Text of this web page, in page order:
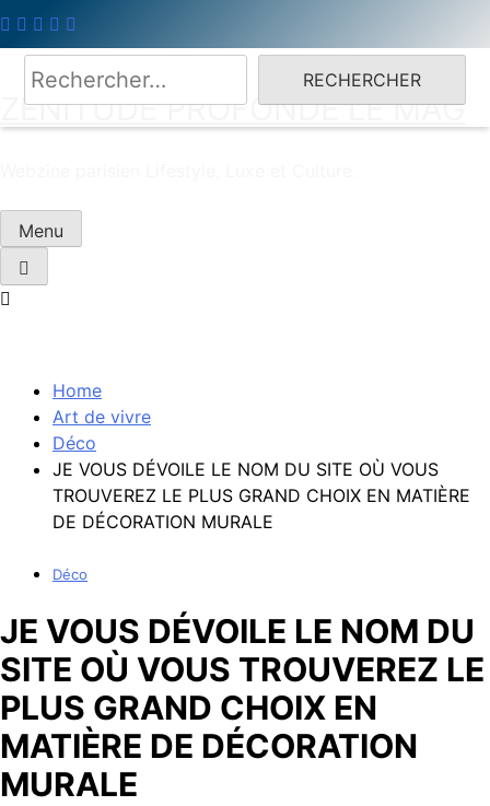
Skip
ZENITUDE PROFONDE LE MAG
Menu
Rechercher :
Home
Art de vivre
Déco
JE VOUS DÉVOILE LE NOM DU SITE OÙ VOUS
TROUVEREZ LE PLUS GRAND CHOIX EN MATIÈRE
DE DÉCORATION MURALE
Déco
JE VOUS DÉVOILE LE NOM DU
SITE OÙ VOUS TROUVEREZ LE
PLUS GRAND CHOIX EN
MATIÈRE DE DÉCORATION
MURALE